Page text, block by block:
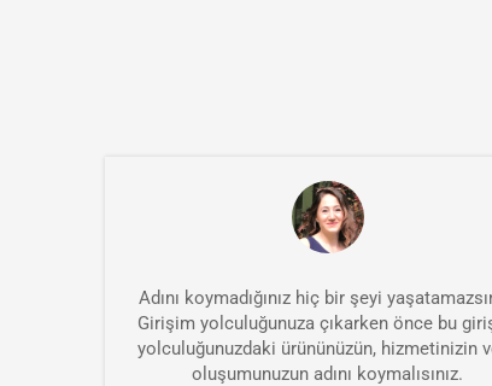
Adını koymadığınız hiç bir şeyi
Girişim yolculuğunuza çıkarken önce bu
yolculuğunuzdaki ürününüzün, hizmetinizin
oluşumunuzun adını koymalısınız.